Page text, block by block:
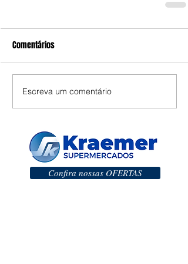
Comentários
Escreva um comentário
Confira nossas OFERTAS